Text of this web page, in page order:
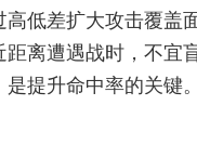
低差扩大攻击覆盖
离遭遇战时，不宜
提升命中率的关键。